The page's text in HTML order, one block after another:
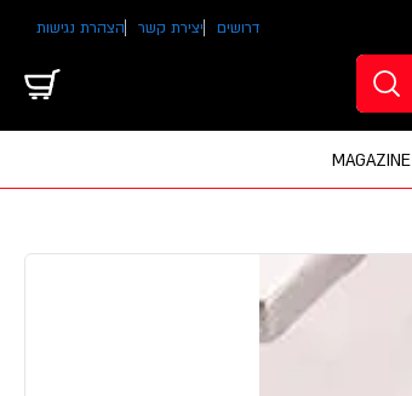
דרושים יצירת קשר הצהרת נגישות
MAGAZINE